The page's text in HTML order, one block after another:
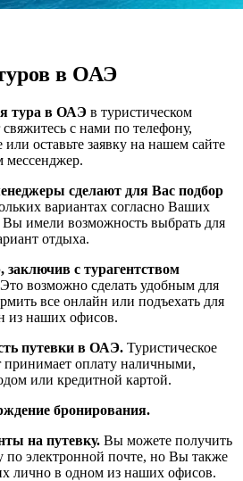
в ОАЭ
тура в ОАЭ в туристическом
с нами по телефону,
оставьте заявку на нашем сайте
мессенджер.
сделают для Вас подбор
вариантах согласно Ваших
имели возможность выбрать для
отдыха.
заключив с турагентством
Это возможно сделать удобным для
все онлайн или подъехать для
из наших офисов.
путевки в ОАЭ. Туристическое
принимает оплату наличными,
или кредитной картой.
бронирования.
на путевку. Вы можете получить
по электронной почте, но Вы также
лично в одном из наших офисов.